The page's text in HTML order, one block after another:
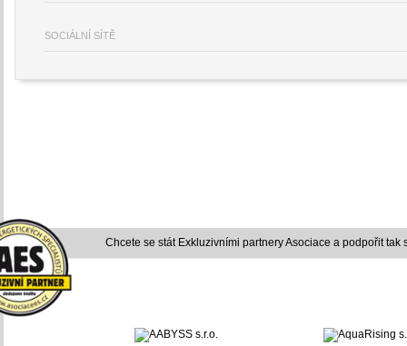
SOCIÁLNÍ SÍTĚ
Chcete se stát Exkluzivními partnery Asociace a podpořit tak